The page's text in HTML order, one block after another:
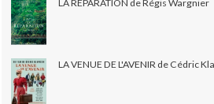
LA RÉPARATION de Régis Wargnier
LA VENUE DE L'AVENIR de Cédric